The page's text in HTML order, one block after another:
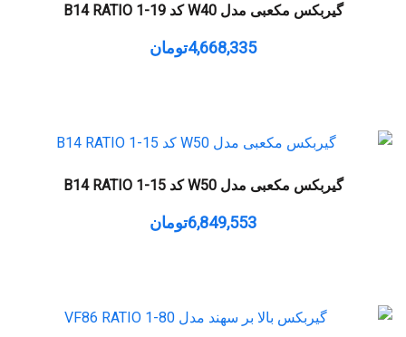
گیربکس مکعبی مدل W40 کد B14 RATIO 1-19
4,668,335تومان
گیربکس مکعبی مدل W50 کد B14 RATIO 1-15
6,849,553تومان